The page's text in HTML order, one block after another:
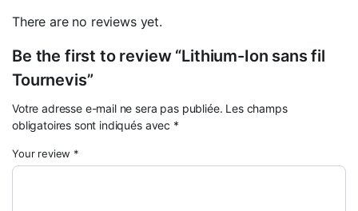
There are no reviews yet.
Be the first to review “Lithium-Ion sans fil
Tournevis”
Votre adresse e-mail ne sera pas publiée. Les champs
obligatoires sont indiqués avec *
Your review *